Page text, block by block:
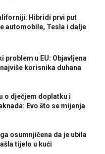
Hibridi prvi put
automobile, Tesla i dalje
problem u EU: Objavljena
korisnika duhana
o dječjem doplatku i
Evo što se mijenja
osumnjičena da je ubila
tijelo u kući